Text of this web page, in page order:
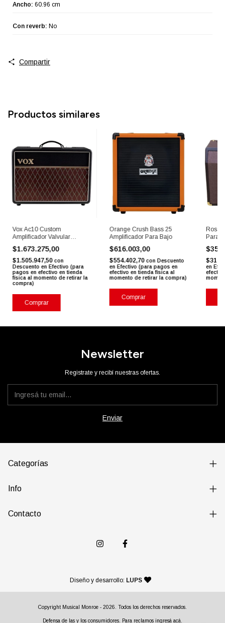
Ancho: 60.96 cm
Con reverb: No
Compartir
Productos similares
Vox Ac10 Custom
Amplificador Valvular
Ac10c1
$1.673.275,00
$1.505.947,50 con
Descuento en Efectivo (para
pagos en efectivo en tienda
física al momento de retirar la
compra)
Comprar
Orange Crush Bass 25
Amplificador Para Bajo
$616.003,00
$554.402,70 con Descuento
en Efectivo (para pagos en
efectivo en tienda física al
momento de retirar la compra)
Comprar
Ross
Para
Para
en
Newsletter
Registrate y recibí nuestras ofertas.
Categorías
Info
Contacto
Diseño y desarrollo: LUPS — agencia de diseño y
Copyright Musical Monroe - 2026. Todos los derechos reservados.
Defensa de las y los consumidores. Para reclamos ingresá acá.